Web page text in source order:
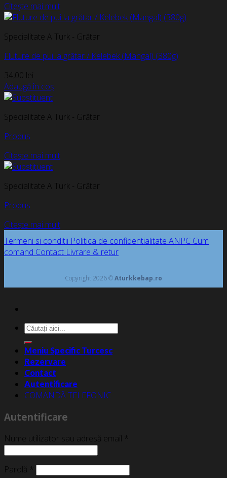
Citește mai mult
Specialitate A Turk - Grătar
Fluture de pui la grătar / Kelebek (Mangal) (380g)
34,00 lei
Adaugă în coș
Specialitate A Turk - Grătar
Produs
Citește mai mult
Specialitate A Turk - Grătar
Produs
Citește mai mult
Termeni si conditii Politica de confidentialitate ANPC Cum
comand Contact Livrare & retur
Copyright 2026 ©Aturkkebap.ro
Caută
după:
Meniu Specific Turcesc
Rezervare
Contact
Autentificare
COMANDĂ TELEFONIC
Autentificare
Nume utilizator sau adresă email *
Parolă *